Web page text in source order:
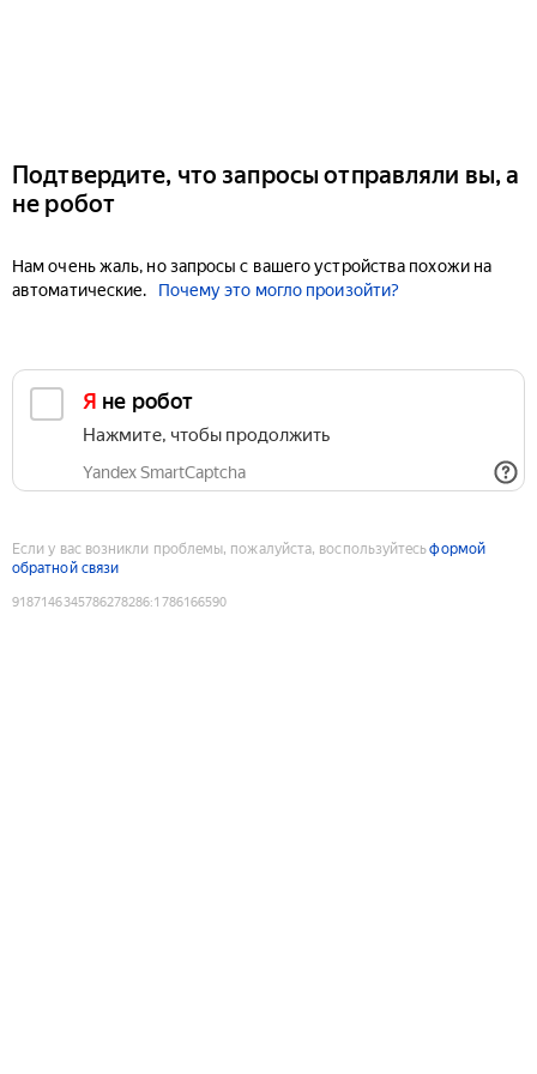
Подтвердите, что запросы отправляли вы, а
не робот
Нам очень жаль, но запросы с вашего устройства похожи на
автоматические.
Почему это могло произойти?
Я не робот
Нажмите, чтобы продолжить
Yandex SmartCaptcha
Если у вас возникли проблемы, пожалуйста, воспользуйтесьформой
обратной связи
9187146345786278286:1786166590